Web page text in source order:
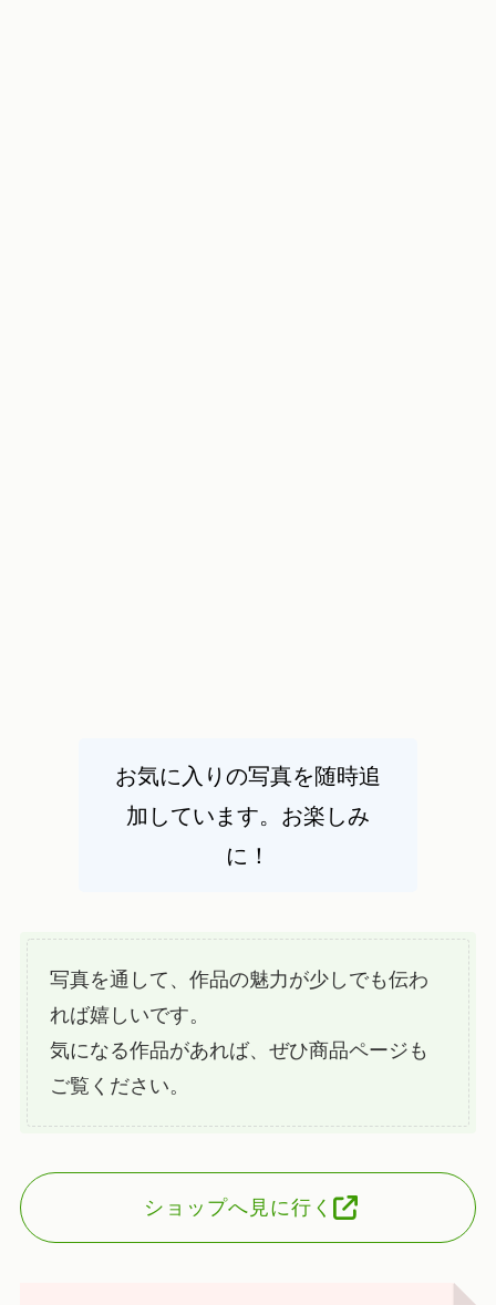
お気に入りの写真を随時追
加しています。お楽しみ
に！
写真を通して、作品の魅力が少しでも伝わ
れば嬉しいです。
気になる作品があれば、ぜひ商品ページも
ご覧ください。
ショップへ見に行く